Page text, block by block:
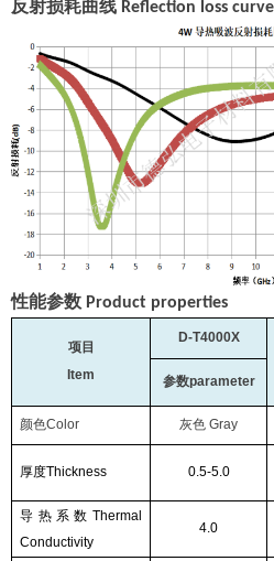
反射损耗曲线 Reflection loss curve
性能参数 Product properties
项目
Item
D-T4000X
参数parameter
颜色Color 灰色 Gray
厚度Thickness 0. 5-5.0
导热系数 Thermal
Conductivity
4.0